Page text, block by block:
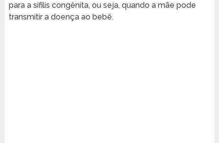
para a sífilis congênita, ou seja, quando a mãe pode
transmitir a doença ao bebê.